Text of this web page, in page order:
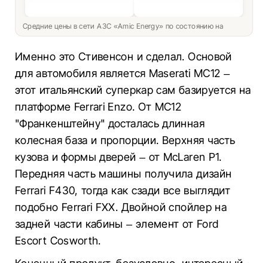
Средние цены в сети АЗС «Amic Energy» по состоянию на
Именно это Стивенсон и сделал. Основой
для автомобиля является Maserati MC12 –
этот итальянский суперкар сам базируется на
платформе Ferrari Enzo. От MC12
"Франкенштейну" досталась длинная
колесная база и пропорции. Верхняя часть
кузова и формы дверей – от McLaren P1.
Передняя часть машины получила дизайн
Ferrari F430, тогда как сзади все выглядит
подобно Ferrari FXX. Двойной спойлер на
задней части кабины – элемент от Ford
Escort Cosworth.